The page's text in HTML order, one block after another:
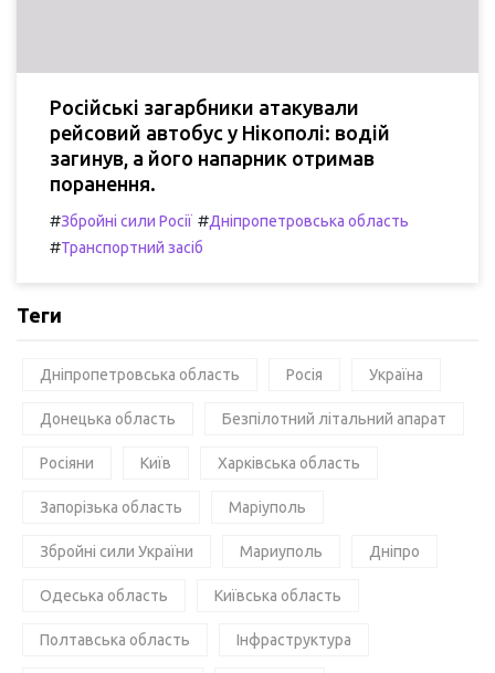
Російські загарбники атакували
рейсовий автобус у Нікополі: водій
загинув, а його напарник отримав
поранення.
#Збройні сили Росії #Дніпропетровська область
#Транспортний засіб
Теги
Дніпропетровська область Росія Україна
Донецька область Безпілотний літальний апарат
Росіяни Київ Харківська область
Запорізька область Маріуполь
Збройні сили України Мариуполь Дніпро
Одеська область Київська область
Полтавська область Інфраструктура